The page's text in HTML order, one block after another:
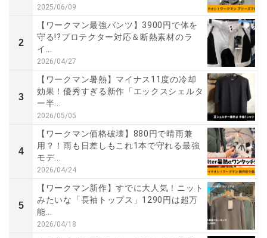
2025/06/09
2
【ワークマン最強パンツ】3900円で体を
守る!?プロテクター対応＆断熱素材のラ
イ...
2026/04/27
3
【ワークマン暑熱】マイナス11度の冷却
効果！優秀すぎる新作「エックスシェルタ
ー半...
2026/05/05
4
【ワークマン価格破壊】880円で晴雨兼
用？！雨も日差しもこれ1本で守れる最強
モデ...
2026/04/24
5
【ワークマン新作】すでに大人気！ニット
みたいな「長袖トップス」1290円は超万
能...
2026/04/18